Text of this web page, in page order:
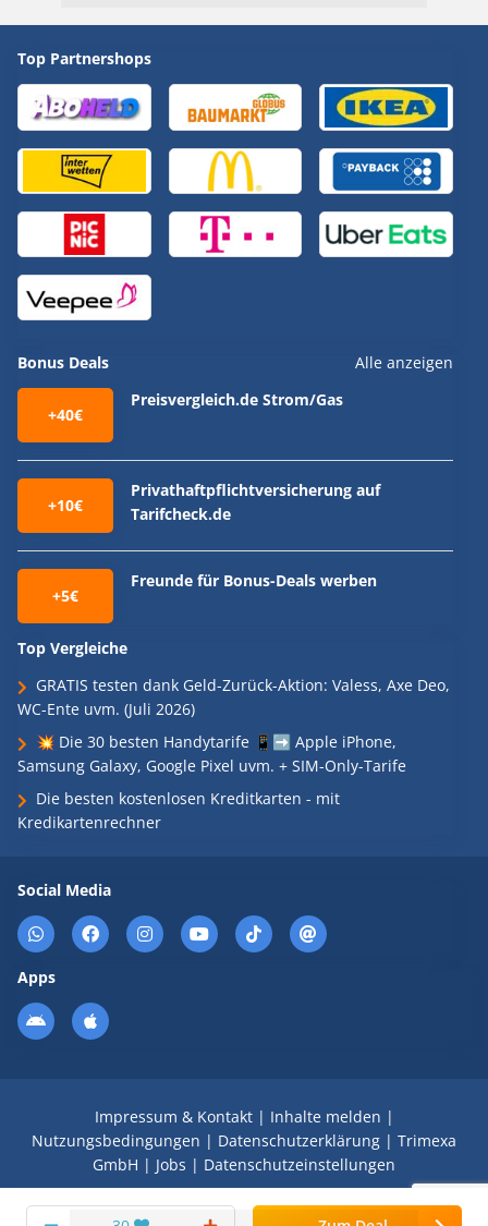
Top Partnershops
Bonus Deals Alle anzeigen
+40€
Preisvergleich.de Strom/Gas
+10€
Privathaftpflichtversicherung auf
Tarifcheck.de
+5€
Freunde für Bonus-Deals werben
Top Vergleiche
GRATIS testen dank Geld-Zurück-Aktion: Valess, Axe Deo,
WC-Ente uvm. (Juli 2026)
💥 Die 30 besten Handytarife 📱➡️ Apple iPhone,
Samsung Galaxy, Google Pixel uvm. + SIM-Only-Tarife
Die besten kostenlosen Kreditkarten - mit
Kredikartenrechner
Social Media
Apps
Impressum & Kontakt| Inhalte melden |
Nutzungsbedingungen | Datenschutzerklärung | Trimexa
GmbH | Jobs | Datenschutzeinstellungen
© 2008 - 2026 Schnäppchen Blog mit Doktortitel -